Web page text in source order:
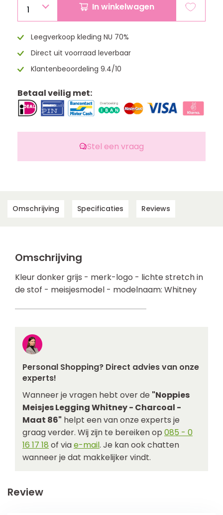
1 In winkelwagen
Leegverkoop kleding NU 70%
Direct uit voorraad leverbaar
Klantenbeoordeling 9.4/10
Betaal veilig met:
Stel een vraag
Omschrijving Specificaties Reviews
Omschrijving
Kleur donker grijs - merk-logo - lichte stretch in
de stof - meisjesmodel - modelnaam: Whitney
Personal Shopping? Direct advies van onze
experts!
Wanneer je vragen hebt over de "Noppies
Meisjes Legging Whitney - Charcoal -
Maat 86" helpt een van onze experts je
graag verder. Wij zijn te bereiken op 085 - 0
16 17 18 of viae-mail. Je kan ook chatten
wanneer je dat makkelijker vindt.
Review